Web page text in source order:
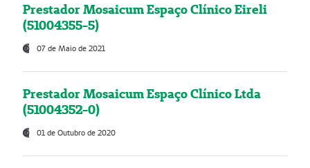
Prestador Mosaicum Espaço Clínico Eireli
(51004355-5)
07 de Maio de 2021
Prestador Mosaicum Espaço Clínico Ltda
(51004352-0)
01 de Outubro de 2020